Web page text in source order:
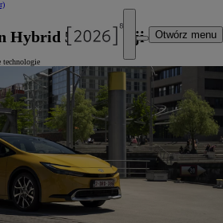
Otwórz menu
Hybrid 5. generacji
technologie